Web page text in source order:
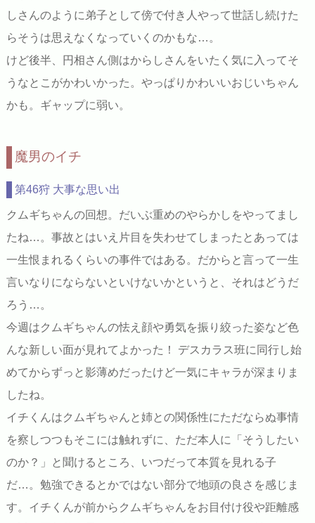
しさんのように弟子として傍で付き人やって世話し続けた
らそうは思えなくなっていくのかもな…。
けど後半、円相さん側はからしさんをいたく気に入ってそ
うなとこがかわいかった。やっぱりかわいいおじいちゃん
かも。ギャップに弱い。
魔男のイチ
第46狩 大事な思い出
クムギちゃんの回想。だいぶ重めのやらかしをやってまし
たね…。事故とはいえ片目を失わせてしまったとあっては
一生恨まれるくらいの事件ではある。だからと言って一生
言いなりにならないといけないかというと、それはどうだ
ろう…。
今週はクムギちゃんの怯え顔や勇気を振り絞った姿など色
んな新しい面が見れてよかった！ デスカラス班に同行し始
めてからずっと影薄めだったけど一気にキャラが深まりま
したね。
イチくんはクムギちゃんと姉との関係性にただならぬ事情
を察しつつもそこには触れずに、ただ本人に「そうしたい
のか？」と聞けるところ、いつだって本質を見れる子
だ…。勉強できるとかではない部分で地頭の良さを感じま
す。イチくんが前からクムギちゃんをお目付け役や距離感